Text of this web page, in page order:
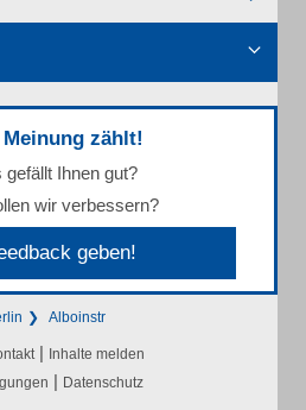
Meinung zählt!
gefällt Ihnen gut?
wir verbessern?
geben!
Alboinstr
| Inhalte melden
| Datenschutz